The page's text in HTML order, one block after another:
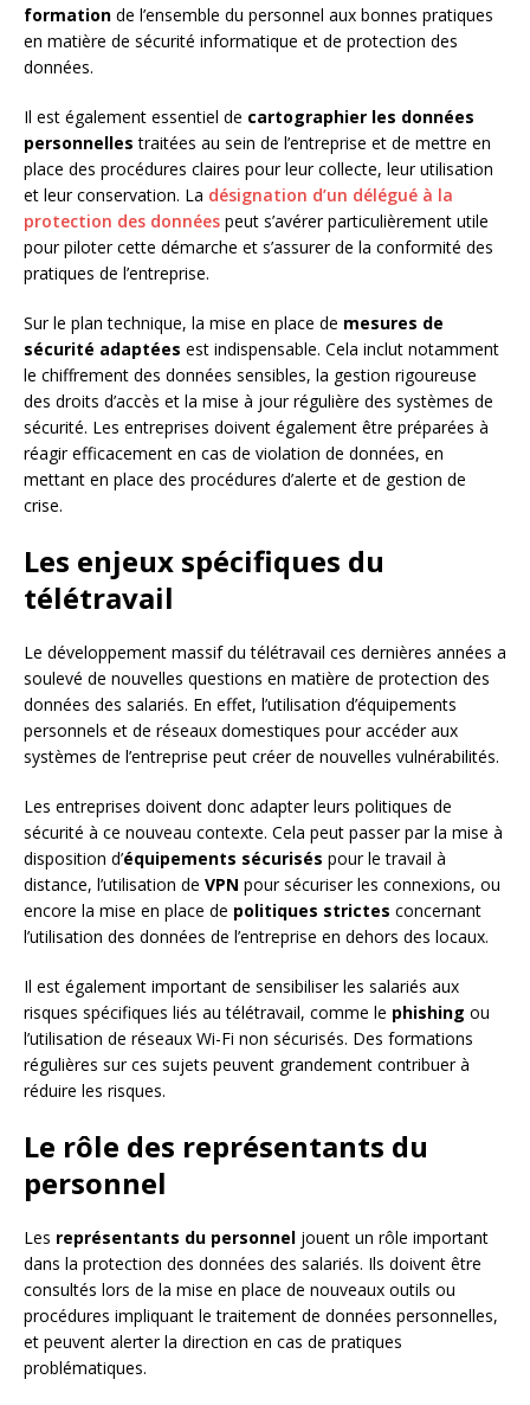
formation de l’ensemble du personnel aux bonnes pratiques
en matière de sécurité informatique et de protection des
données.
Il est également essentiel de cartographier les données
personnelles traitées au sein de l’entreprise et de mettre en
place des procédures claires pour leur collecte, leur utilisation
et leur conservation. La désignation d’un délégué à la
protection des données peut s’avérer particulièrement utile
pour piloter cette démarche et s’assurer de la conformité des
pratiques de l’entreprise.
Sur le plan technique, la mise en place de mesures de
sécurité adaptées est indispensable. Cela inclut notamment
le chiffrement des données sensibles, la gestion rigoureuse
des droits d’accès et la mise à jour régulière des systèmes de
sécurité. Les entreprises doivent également être préparées à
réagir efficacement en cas de violation de données, en
mettant en place des procédures d’alerte et de gestion de
crise.
Les enjeux spécifiques du
télétravail
Le développement massif du télétravail ces dernières années a
soulevé de nouvelles questions en matière de protection des
données des salariés. En effet, l’utilisation d’équipements
personnels et de réseaux domestiques pour accéder aux
systèmes de l’entreprise peut créer de nouvelles vulnérabilités.
Les entreprises doivent donc adapter leurs politiques de
sécurité à ce nouveau contexte. Cela peut passer par la mise à
disposition d’équipements sécurisés pour le travail à
distance, l’utilisation de VPN pour sécuriser les connexions, ou
encore la mise en place de politiques strictes concernant
l’utilisation des données de l’entreprise en dehors des locaux.
Il est également important de sensibiliser les salariés aux
risques spécifiques liés au télétravail, comme le phishing ou
l’utilisation de réseaux Wi-Fi non sécurisés. Des formations
régulières sur ces sujets peuvent grandement contribuer à
réduire les risques.
Le rôle des représentants du
personnel
Les représentants du personnel jouent un rôle important
dans la protection des données des salariés. Ils doivent être
consultés lors de la mise en place de nouveaux outils ou
procédures impliquant le traitement de données personnelles,
et peuvent alerter la direction en cas de pratiques
problématiques.